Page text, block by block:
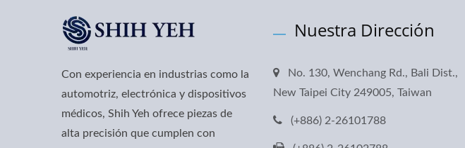
Con experiencia en industrias como la
automotriz, electrónica y dispositivos
médicos, Shih Yeh ofrece piezas de
alta precisión que cumplen con
Nuestra Dirección
No. 130, Wenchang Rd., Bali Dist.,
New Taipei City 249005, Taiwan
(+886) 2-26101788